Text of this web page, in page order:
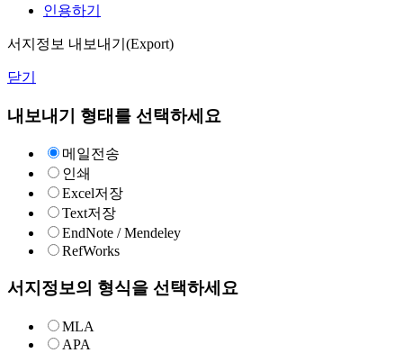
인용하기
서지정보 내보내기(Export)
닫기
내보내기 형태를 선택하세요
메일전송
인쇄
Excel저장
Text저장
EndNote / Mendeley
RefWorks
서지정보의 형식을 선택하세요
MLA
APA